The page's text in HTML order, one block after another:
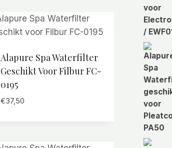
Alapure Spa Waterfilter
Geschikt Voor Filbur FC-
0195
€37,50